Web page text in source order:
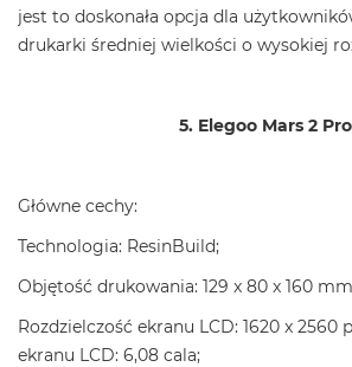
jest to doskonała opcja dla
drukarki średniej wielkości o wysokiej
5. Elegoo Mars 2 Pro
Główne cechy:
Technologia: ResinBuild;
Objętość drukowania: 129 x 80 x 160
Rozdzielczość ekranu LCD: 1620 x 2560
ekranu LCD: 6,08 cala;